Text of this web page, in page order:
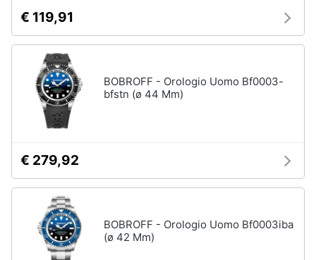
€ 119,91
BOBROFF - Orologio Uomo Bf0003-
bfstn (ø 44 Mm)
€ 279,92
BOBROFF - Orologio Uomo Bf0003iba
(ø 42 Mm)